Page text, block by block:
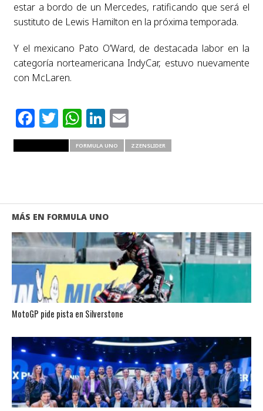
estar a bordo de un Mercedes, ratificando que será el
sustituto de Lewis Hamilton en la próxima temporada.
Y el mexicano Pato O’Ward, de destacada labor en la
categoría norteamericana IndyCar, estuvo nuevamente
con McLaren.
Facebook
Twitter
WhatsApp
LinkedIn
Email
FORMULA UNO ZZENSLIDER
MÁS EN FORMULA UNO
MotoGP pide pista en Silverstone